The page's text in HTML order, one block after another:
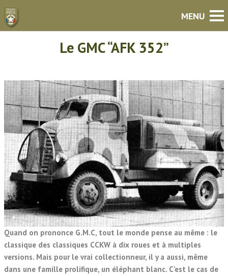
Le GMC “AFK 352”
Quand on prononce G.M.C, tout le monde pense au même : le
classique des classiques CCKW à dix roues et à multiples
versions. Mais pour le vrai collectionneur, il y a aussi, même
dans une famille prolifique, un éléphant blanc. C’est le cas de